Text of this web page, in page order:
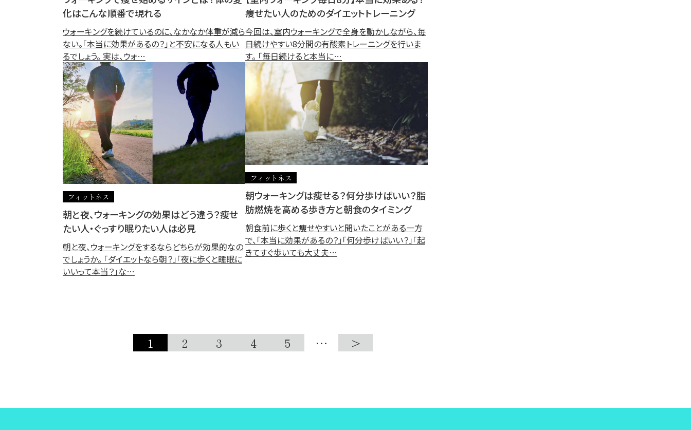
化はこんな順番で現れる
ウォーキングを続けているのに、なかなか体重が減ら
ない。「本当に効果があるの？」と不安になる人もい
るでしょう。 実は、ウォ…
痩せたい人のためのダイエットトレーニング
今回は、室内ウォーキングで全身を動かしながら、毎
日続けやすい8分間の有酸素トレーニングを行いま
す。 「毎日続けると本当に…
フィットネス
朝と夜、ウォーキングの効果はどう違う？痩せ
たい人・ぐっすり眠りたい人は必見
朝と夜、ウォーキングをするならどちらが効果的なの
でしょうか。 「ダイエットなら朝？」「夜に歩くと睡眠に
いいって本当？」な…
フィットネス
朝ウォーキングは痩せる？何分歩けばいい？脂
肪燃焼を高める歩き方と朝食のタイミング
朝食前に歩くと痩せやすいと聞いたことがある一方
で、「本当に効果があるの？」「何分歩けばいい？」「起
きてすぐ歩いても大丈夫…
1 2 3 4 5 … >